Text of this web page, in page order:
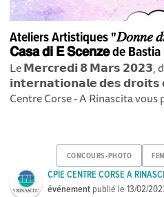
Ateliers Artistiques "𝐷𝑜𝑛𝑛𝑒
𝗖𝗮𝘀𝗮 𝗱𝗶 𝗘 𝗦𝗰𝗲𝗻𝘇𝗲 de Bastia
Le 𝗠𝗲𝗿𝗰𝗿𝗲𝗱𝗶 𝟴 𝗠𝗮𝗿𝘀 𝟮𝟬𝟮𝟯,
𝗶𝗻𝘁𝗲𝗿𝗻𝗮𝘁𝗶𝗼𝗻𝗮𝗹𝗲 𝗱𝗲𝘀
Centre Corse - A Rinascita vous
CONCOURS-PHOTO
CPIE CENTRE CORSE A
événement publié le13/02/